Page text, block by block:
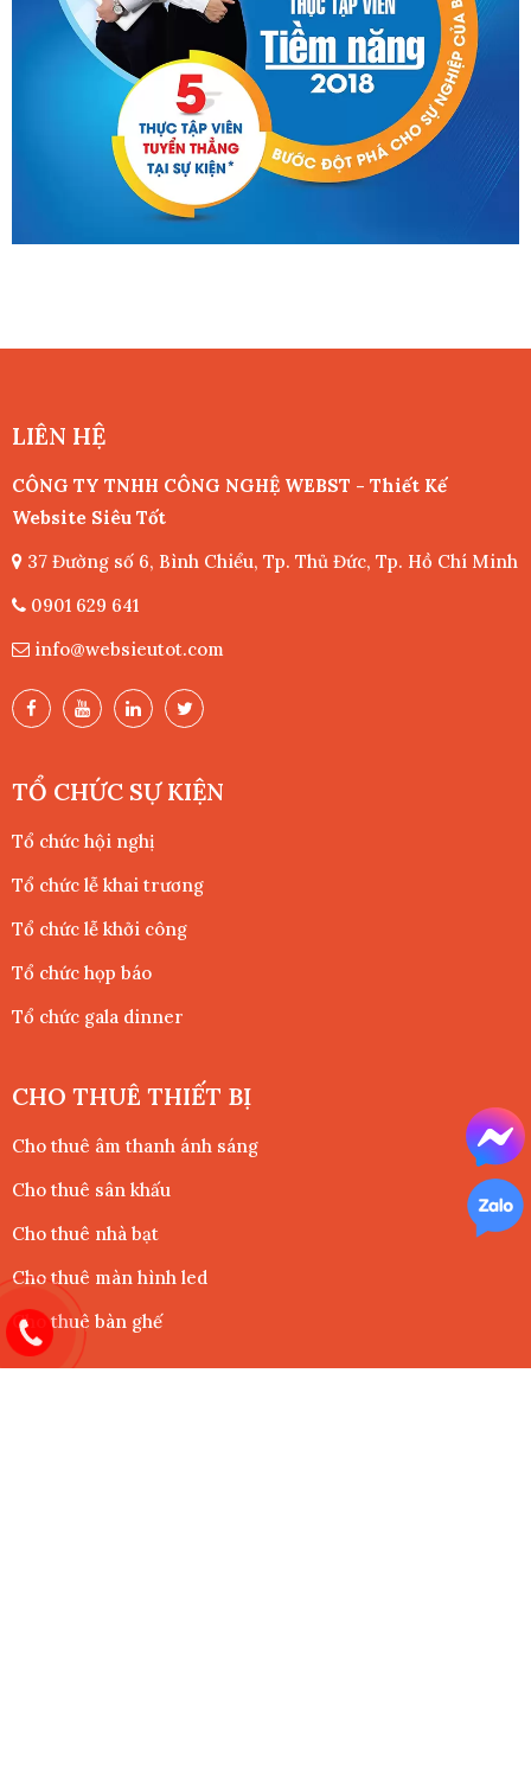
LIÊN HỆ
CÔNG TY TNHH CÔNG NGHỆ WEBST - Thiết Kế
Website Siêu Tốt
37 Đường số 6, Bình Chiểu, Tp. Thủ Đức, Tp. Hồ Chí Minh
0901 629 641
info@websieutot.com
TỔ CHỨC SỰ KIỆN
Tổ chức hội nghị
Tổ chức lễ khai trương
Tổ chức lễ khởi công
Tổ chức họp báo
Tổ chức gala dinner
CHO THUÊ THIẾT BỊ
Cho thuê âm thanh ánh sáng
Cho thuê sân khấu
Cho thuê nhà bạt
Cho thuê màn hình led
Cho thuê bàn ghế